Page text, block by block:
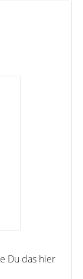
Du das hier